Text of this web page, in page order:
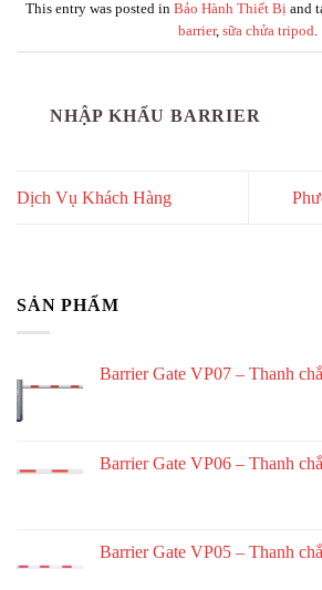
This entry was posted in Bảo Hành Thiết Bị and
barrier, sữa chửa tripod.
NHẬP KHẨU BARRIER
Dịch Vụ Khách Hàng
SẢN PHẨM
Barrier Gate VP07 – Thanh
Barrier Gate VP06 – Thanh
Barrier Gate VP05 – Thanh